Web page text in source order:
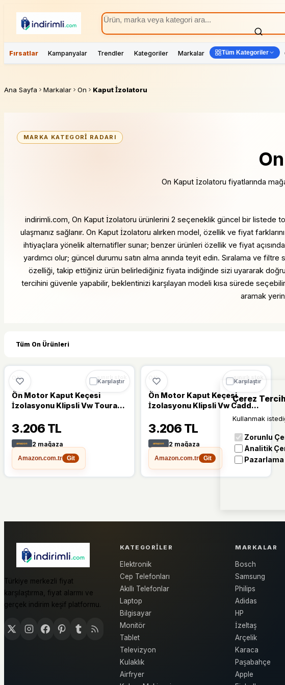
Fırsatlar Kampanyalar Trendler Kategoriler Markalar Tüm Kategoriler
Ana Sayfa Markalar On Kaput İzolatoru
MARKA KATEGORI RADARI
On Kaput İzolatoru fiyatlarında
indirimli.com, On Kaput İzolatoru ürünlerini 2 seçeneklik güncel bir listede
ulaşmanız sağlanır. On Kaput İzolatoru alırken model, özellik ve fiyat
ihtiyaçlara yönelik alternatifler sunar; benzer ürünleri özellik ve fiyat
yardımcı olur; güncel durumu satın alma anında teyit edin. Sıralama ve
özelliği, takip ettiğiniz ürün belirlediğiniz fiyata indiğinde sizi uyararak doğru
tercihini güvenle yapabilir, beklentinizi karşılayan modeli kısa sürede
aramak
Tüm On Ürünleri
Karşılaştır
%69 🔥
ON sınırlı stok
Ön Motor Kaput Keçesi
İzolasyonu Klipsli Vw Touran
3.206 TL
2 mağaza
Amazon.com.tr
Git
Karşılaştır
%69 🔥
ON sınırlı stok
Ön Motor Kaput Keçesi
İzolasyonu Klipsli Vw Caddy
3.206 TL
2 mağaza
Amazon.com.tr
Git
Türkiye merkezli fiyat
karşılaştırma, fiyat alarmı ve
gerçek indirim keşif platformu.
KATEGORILER
Elektronik
Cep Telefonları
Akıllı Telefonlar
Laptop
Bilgisayar
Monitör
Tablet
Televizyon
Kulaklık
Airfryer
MARKALAR
Bosch
Samsung
Philips
Adidas
HP
İzeltaş
Arçelik
Karaca
Paşabahçe
Apple
Çerez
Kullanmak
Zorunlu
Analitik